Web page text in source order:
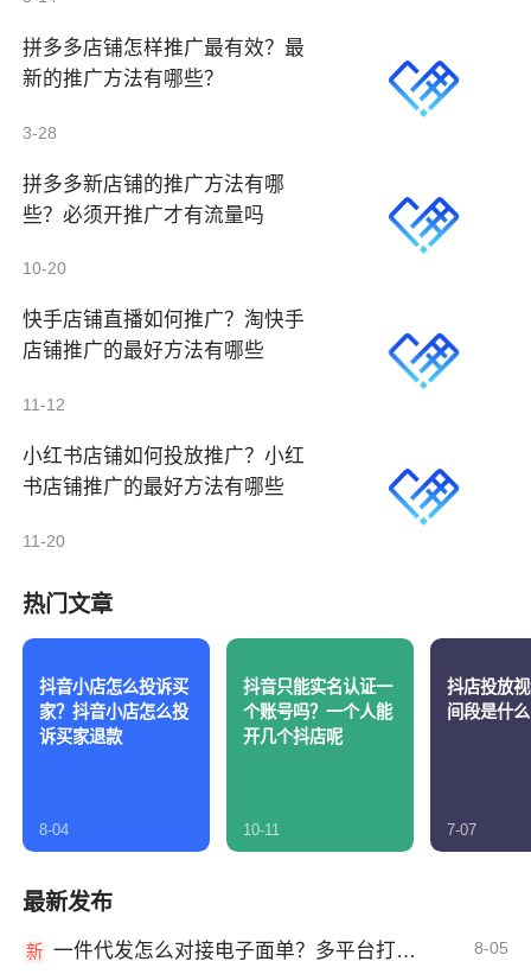
拼多多店铺怎样推广最有效？最
新的推广方法有哪些？
3-28
拼多多新店铺的推广方法有哪
些？必须开推广才有流量吗
10-20
快手店铺直播如何推广？淘快手
店铺推广的最好方法有哪些
11-12
小红书店铺如何投放推广？小红
书店铺推广的最好方法有哪些
11-20
热门文章
抖音小店怎么投诉买
家？抖音小店怎么投
诉买家退款
8-04
抖音只能实名认证一
个账号吗？一个人能
开几个抖店呢
10-11
抖店投放
间段是什
7-07
最新发布
新 一件代发怎么对接电子面单？多平台打单发货教程 8-05